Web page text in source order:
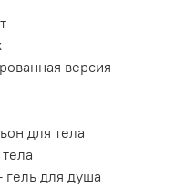
версия
для тела
для душа